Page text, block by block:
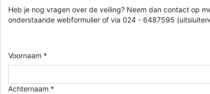
Heb je nog vragen over de veiling? Neem dan contact op
onderstaande webformulier of via 024 - 6487595
Voornaam *
Achternaam *